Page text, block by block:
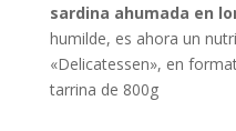
sardina ahumada en
humilde, es ahora un
«Delicatessen», en
tarrina de 800g